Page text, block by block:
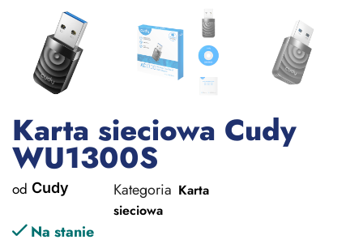
Karta sieciowa Cudy
WU1300S
od Cudy Kategoria Karta
sieciowa
Na stanie